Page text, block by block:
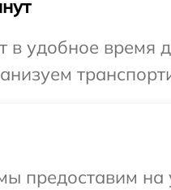
удобное время
предоставим